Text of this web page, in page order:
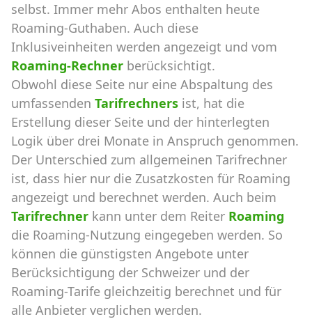
selbst. Immer mehr Abos enthalten heute
Roaming-Guthaben. Auch diese
Inklusiveinheiten werden angezeigt und vom
Roaming-Rechner berücksichtigt.
Obwohl diese Seite nur eine Abspaltung des
umfassenden Tarifrechners ist, hat die
Erstellung dieser Seite und der hinterlegten
Logik über drei Monate in Anspruch genommen.
Der Unterschied zum allgemeinen Tarifrechner
ist, dass hier nur die Zusatzkosten für Roaming
angezeigt und berechnet werden. Auch beim
Tarifrechner kann unter dem Reiter Roaming
die Roaming-Nutzung eingegeben werden. So
können die günstigsten Angebote unter
Berücksichtigung der Schweizer und der
Roaming-Tarife gleichzeitig berechnet und für
alle Anbieter verglichen werden.